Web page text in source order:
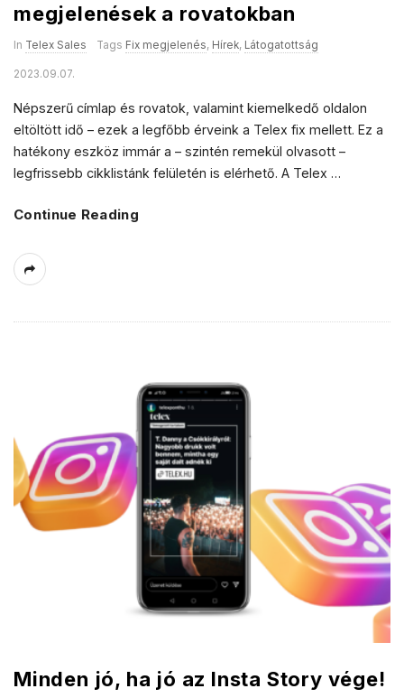
megjelenések a rovatokban
In Telex Sales Tags Fix megjelenés, Hírek, Látogatottság
2023.09.07.
Népszerű címlap és rovatok, valamint kiemelkedő oldalon
eltöltött idő – ezek a legfőbb érveink a Telex fix mellett. Ez a
hatékony eszköz immár a – szintén remekül olvasott –
legfrissebb cikklistánk felületén is elérhető. A Telex …
Continue Reading
Minden jó, ha jó az Insta Story vége!